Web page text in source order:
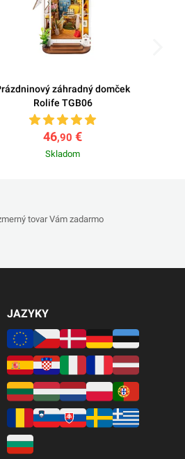
záhradný domček
Rolife TGB06
46,90 €
Skladom
tovar Vám zadarmo
JAZYKY